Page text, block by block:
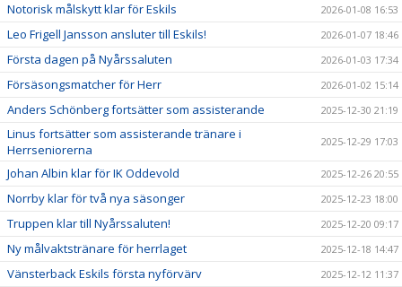
Notorisk målskytt klar för Eskils 2026-01-08 16:53
Leo Frigell Jansson ansluter till Eskils! 2026-01-07 18:46
Första dagen på Nyårssaluten 2026-01-03 17:34
Försäsongsmatcher för Herr 2026-01-02 15:14
Anders Schönberg fortsätter som assisterande 2025-12-30 21:19
Linus fortsätter som assisterande tränare i
Herrseniorerna
2025-12-29 17:03
Johan Albin klar för IK Oddevold 2025-12-26 20:55
Norrby klar för två nya säsonger 2025-12-23 18:00
Truppen klar till Nyårssaluten! 2025-12-20 09:17
Ny målvaktstränare för herrlaget 2025-12-18 14:47
Vänsterback Eskils första nyförvärv 2025-12-12 11:37